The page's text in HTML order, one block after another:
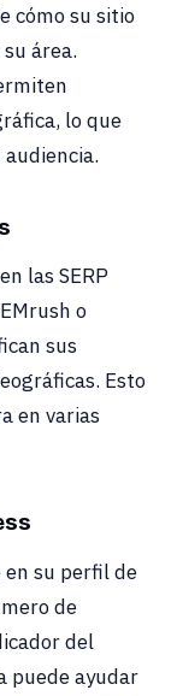
cómo su sitio
área.
lo que
las SERP
o
sus
Esto
en varias
en su perfil de
de
del
puede ayudar